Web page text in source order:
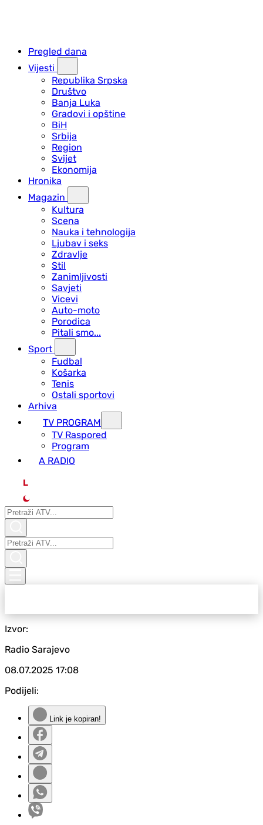
Pregled dana
Vijesti
Republika Srpska
Društvo
Banja Luka
Gradovi i opštine
BiH
Srbija
Region
Svijet
Ekonomija
Hronika
Magazin
Kultura
Scena
Nauka i tehnologija
Ljubav i seks
Zdravlje
Stil
Zanimljivosti
Savjeti
Vicevi
Auto-moto
Porodica
Pitali smo...
Sport
Fudbal
Košarka
Tenis
Ostali sportovi
Arhiva
TV PROGRAM
ТV Raspored
Program
A RADIO
L
Izvor:
Radio Sarajevo
08.07.2025 17:08
Podijeli:
Link je kopiran!